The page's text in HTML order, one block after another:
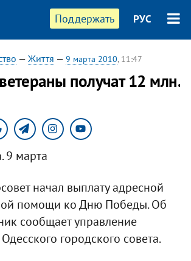
Поддержать РУС
— Життя — 9 марта 2010, 11:47
получат 12 млн.
9 марта
начал выплату адресной
помощи ко Дню Победы. Об
сообщает управление
городского совета.